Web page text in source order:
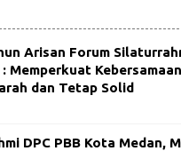
Arisan Forum
Memperkuat
dan Tetap Solid
DPC PBB Kota Medan,